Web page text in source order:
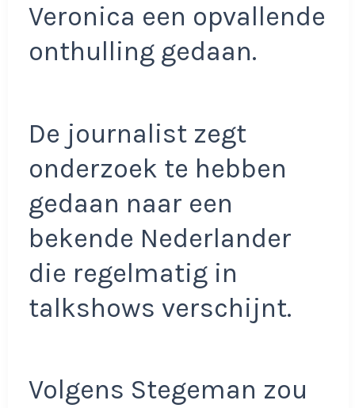
Veronica een opvallende
onthulling gedaan.
De journalist zegt
onderzoek te hebben
gedaan naar een
bekende Nederlander
die regelmatig in
talkshows verschijnt.
Volgens Stegeman zou